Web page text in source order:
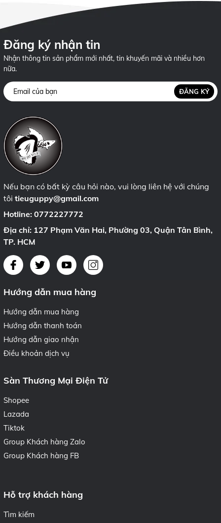
Đăng ký nhận tin
Nhận thông tin sản phẩm mới nhất, tin khuyến mãi và nhiều hơn
nữa.
ĐĂNG KÝ
Nếu bạn có bất kỳ câu hỏi nào, vui lòng liên hệ với chúng
tôi tieuguppy@gmail.com
Hotline: 0772227772
Địa chỉ: 127 Phạm Văn Hai, Phường 03, Quận Tân Bình,
TP. HCM
Hướng dẫn mua hàng
Hướng dẫn mua hàng
Hướng dẫn thanh toán
Hướng dẫn giao nhận
Điều khoản dịch vụ
Sàn Thương Mại Điện Tử
Shopee
Lazada
Tiktok
Group Khách hàng Zalo
Group Khách hàng FB
Hỗ trợ khách hàng
Tìm kiếm